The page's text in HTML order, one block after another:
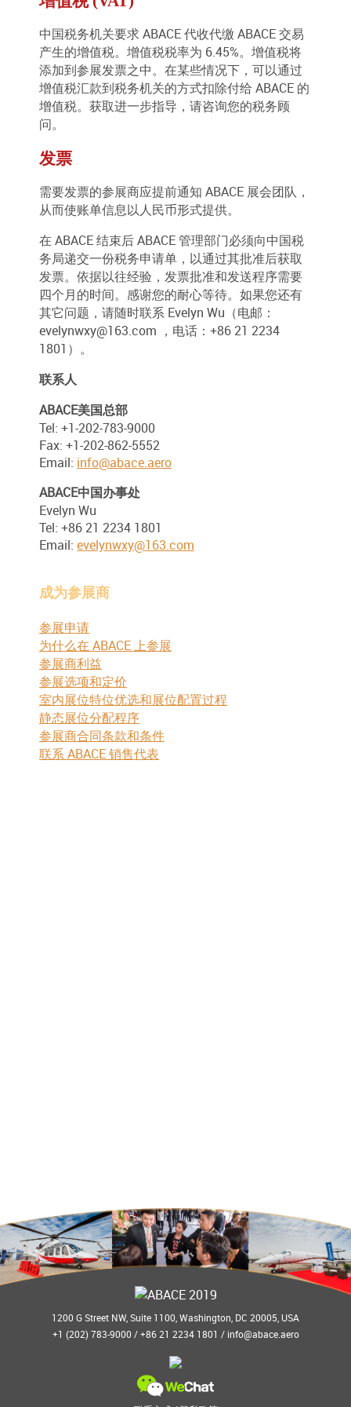
中国税务机关要求 ABACE 代收代缴 ABACE 交易
产生的增值税。增值税税率为 6.45%。增值税将
添加到参展发票之中。在某些情况下，可以通过
增值税汇款到税务机关的方式扣除付给 ABACE 的
增值税。获取进一步指导，请咨询您的税务顾
问。
发票
需要发票的参展商应提前通知 ABACE 展会团队，
从而使账单信息以人民币形式提供。
在 ABACE 结束后 ABACE 管理部门必须向中国税
务局递交一份税务申请单，以通过其批准后获取
发票。依据以往经验，发票批准和发送程序需要
四个月的时间。感谢您的耐心等待。如果您还有
其它问题，请随时联系 Evelyn Wu（电邮：
evelynwxy@163.com ，电话：+86 21 2234
1801）。
联系人
ABACE美国总部
Tel: +1-202-783-9000
Fax: +1-202-862-5552
Email: info@abace.aero
ABACE中国办事处
Evelyn Wu
Tel: +86 21 2234 1801
Email: evelynwxy@163.com
成为参展商
参展申请
为什么在 ABACE 上参展
参展商利益
参展选项和定价
室内展位特位优选和展位配置过程
静态展位分配程序
参展商合同条款和条件
联系 ABACE 销售代表
1200 G Street NW, Suite 1100, Washington, DC 20005, USA
+1 (202) 783-9000 / +86 21 2234 1801 / info@abace.aero